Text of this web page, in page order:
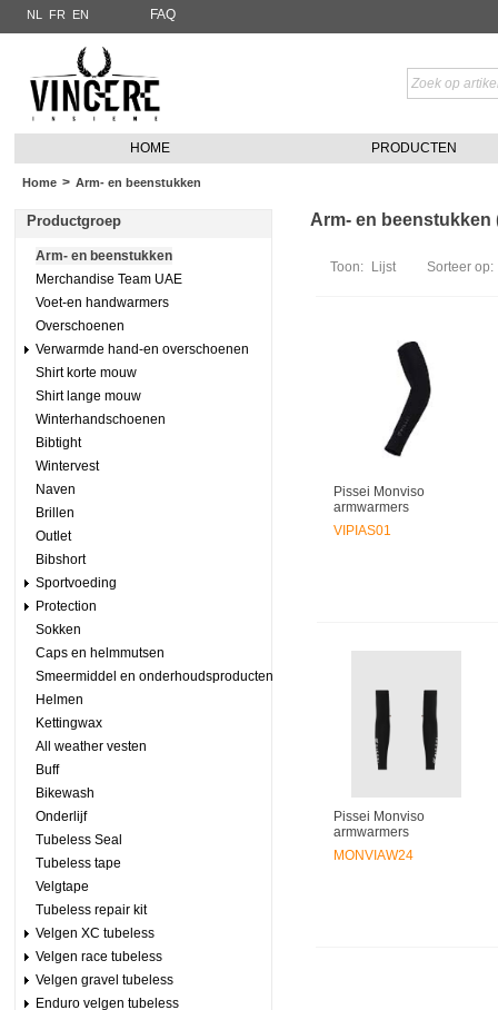
NL FR EN FAQ
HOME PRODUCTEN
Home > Arm- en beenstukken
Productgroep
Arm- en beenstukken
Merchandise Team UAE
Voet-en handwarmers
Overschoenen
Verwarmde hand-en overschoenen
Shirt korte mouw
Shirt lange mouw
Winterhandschoenen
Bibtight
Wintervest
Naven
Brillen
Outlet
Bibshort
Sportvoeding
Protection
Sokken
Caps en helmmutsen
Smeermiddel en onderhoudsproducten
Helmen
Kettingwax
All weather vesten
Buff
Bikewash
Onderlijf
Tubeless Seal
Tubeless tape
Velgtape
Tubeless repair kit
Velgen XC tubeless
Velgen race tubeless
Velgen gravel tubeless
Enduro velgen tubeless
Arm- en beenstukken
Toon: Lijst Sorteer op:
Pissei Monviso
armwarmers
VIPIAS01
Pissei Monviso
armwarmers
MONVIAW24